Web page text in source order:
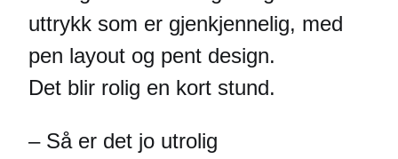
uttrykk som er gjenkjennelig, med
pen layout og pent design.
Det blir rolig en kort stund.
– Så er det jo utrolig